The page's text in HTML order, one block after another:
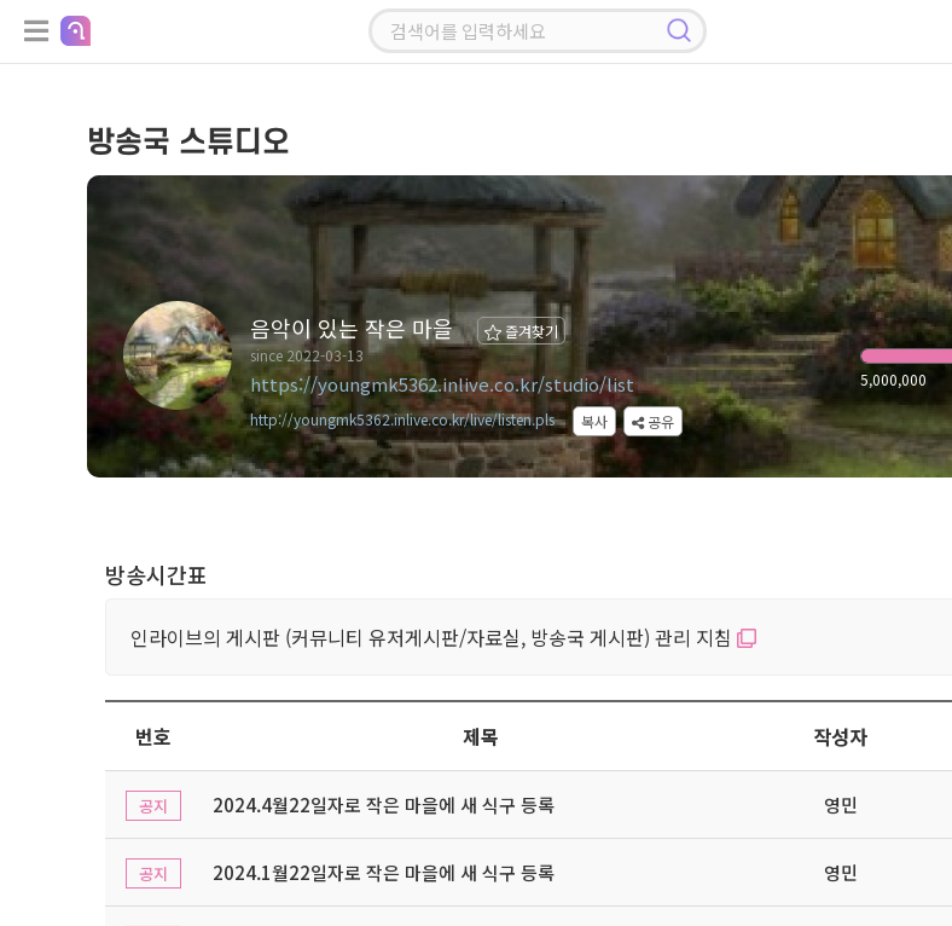
방송국 스튜디오
음악이 있는 작은 마을
즐겨찾기
since 2022-03-13
https://youngmk5362.inlive.co.kr/studio/list
http://youngmk5362.inlive.co.kr/live/listen.pls 복사 공유
5,000,000
방송시간표
인라이브의 게시판 (커뮤니티 유저게시판/자료실, 방송국 게시판) 관리 지침
번호 제목 작성자
공지 2024.4월22일자로 작은 마을에 새 식구 등록 영민
공지 2024.1월22일자로 작은 마을에 새 식구 등록 영민